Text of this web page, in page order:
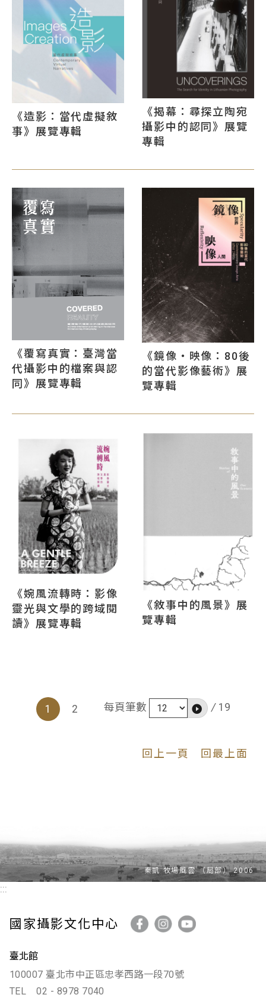
《造影：當代虛擬敘
事》展覽專輯
《揭幕：尋探立陶宛
攝影中的認同》展覽
專輯
《覆寫真實：臺灣當
代攝影中的檔案與認
同》展覽專輯
《鏡像・映像：80後
的當代影像藝術》展
覽專輯
《婉風流轉時：影像
靈光與文學的跨域閱
讀》展覽專輯
《敘事中的風景》展
覽專輯
1 2 每頁筆數 / 19
回上一頁 回最上面
:::
國家攝影文化中心
臺北館
100007 臺北市中正區忠孝西路一段70號
TEL
02 - 8978 7040